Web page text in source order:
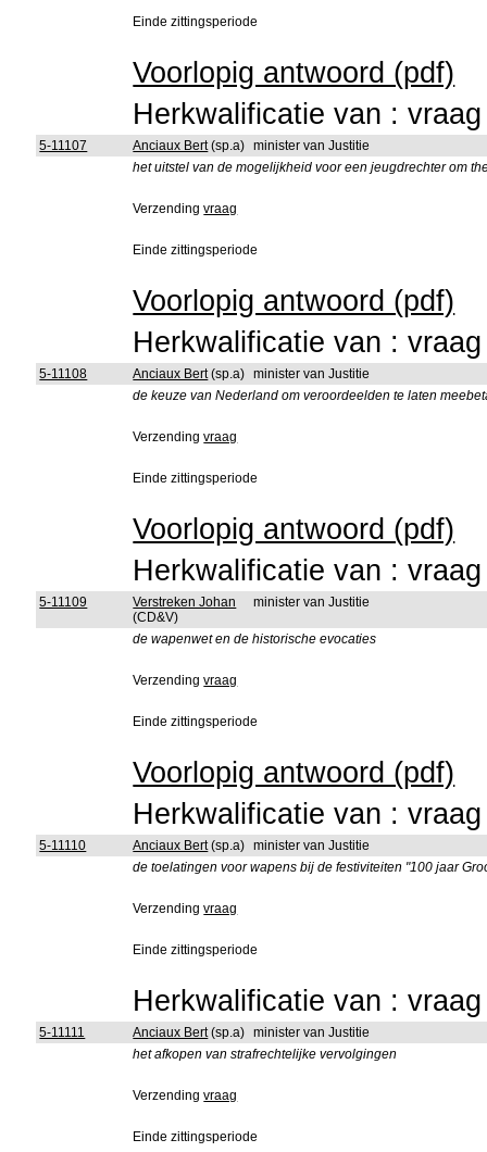
Einde zittingsperiode
Voorlopig antwoord (pdf)
Herkwalificatie van :
5-11107 Anciaux Bert(sp.a) minister van Justitie
het uitstel van de mogelijkheid voor een jeugdrechter om
Verzendingvraag
Einde zittingsperiode
Voorlopig antwoord (pdf)
Herkwalificatie van :
5-11108 Anciaux Bert(sp.a) minister van Justitie
de keuze van Nederland om veroordeelden te laten
Verzendingvraag
Einde zittingsperiode
Voorlopig antwoord (pdf)
Herkwalificatie van :
5-11109
Verstreken Johan
(CD&V)
minister van Justitie
de wapenwet en de historische evocaties
Verzendingvraag
Einde zittingsperiode
Voorlopig antwoord (pdf)
Herkwalificatie van :
5-11110 Anciaux Bert(sp.a) minister van Justitie
de toelatingen voor wapens bij de festiviteiten "100 jaar
Verzendingvraag
Einde zittingsperiode
Herkwalificatie van :
5-11111 Anciaux Bert(sp.a) minister van Justitie
het afkopen van strafrechtelijke vervolgingen
Verzendingvraag
Einde zittingsperiode